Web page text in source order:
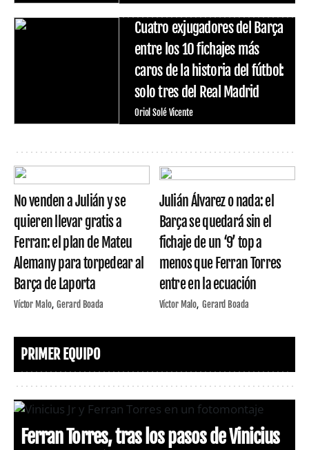
Cuatro exjugadores del Barça
entre los 10 fichajes más
caros de la historia del fútbol:
solo tres del Real Madrid
Oriol Solé Vicente
No venden a Julián y se
quieren llevar gratis a
Ferran: el plan de Mateu
Alemany para torpedear al
Barça de Laporta
Víctor Malo Gerard Boada
Julián Álvarez o nada: el
Barça se quedará sin el
fichaje de un ‘9’ top a
menos que Ferran Torres
entre en la ecuación
Víctor Malo Gerard Boada
PRIMER EQUIPO
Ferran Torres, tras los pasos de Vinicius